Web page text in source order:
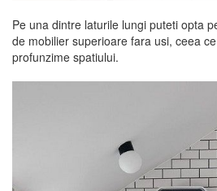
Pe una dintre laturile lungi puteti opta
de mobilier superioare fara usi, ceea
profunzime spatiului.